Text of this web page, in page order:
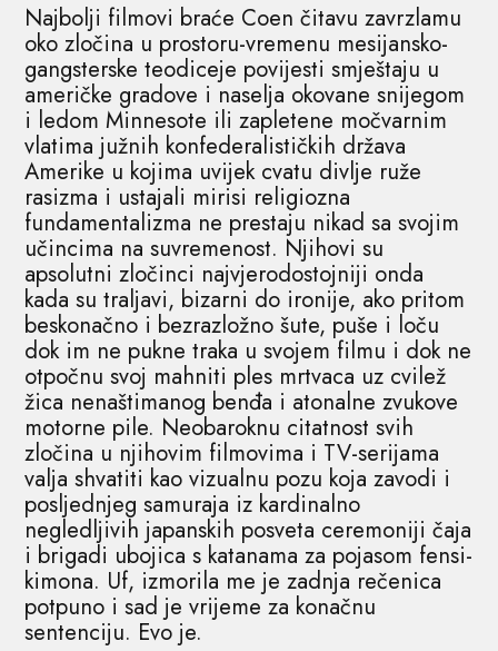
Najbolji filmovi braće Coen čitavu zavrzlamu
oko zločina u prostoru-vremenu mesijansko-
gangsterske teodiceje povijesti smještaju u
američke gradove i naselja okovane snijegom
i ledom Minnesote ili zapletene močvarnim
vlatima južnih konfederalističkih država
Amerike u kojima uvijek cvatu divlje ruže
rasizma i ustajali mirisi religiozna
fundamentalizma ne prestaju nikad sa svojim
učincima na suvremenost. Njihovi su
apsolutni zločinci najvjerodostojniji onda
kada su traljavi, bizarni do ironije, ako pritom
beskonačno i bezrazložno šute, puše i loču
dok im ne pukne traka u svojem filmu i dok ne
otpočnu svoj mahniti ples mrtvaca uz cvilež
žica nenaštimanog benđa i atonalne zvukove
motorne pile. Neobaroknu citatnost svih
zločina u njihovim filmovima i TV-serijama
valja shvatiti kao vizualnu pozu koja zavodi i
posljednjeg samuraja iz kardinalno
negledljivih japanskih posveta ceremoniji čaja
i brigadi ubojica s katanama za pojasom fensi-
kimona. Uf, izmorila me je zadnja rečenica
potpuno i sad je vrijeme za konačnu
sentenciju. Evo je.